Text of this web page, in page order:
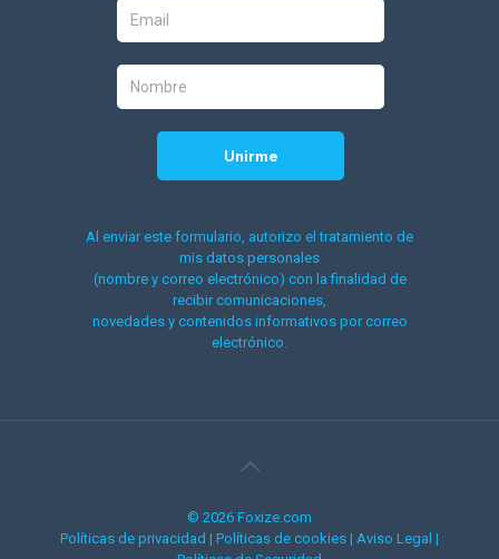
Al enviar este formulario, autorizo el tratamiento de
mis datos personales
(nombre y correo electrónico) con la finalidad de
recibir comunicaciones,
novedades y contenidos informativos por correo
electrónico.
© 2026 Foxize.com
Políticas de privacidad | Políticas de cookies | Aviso Legal |